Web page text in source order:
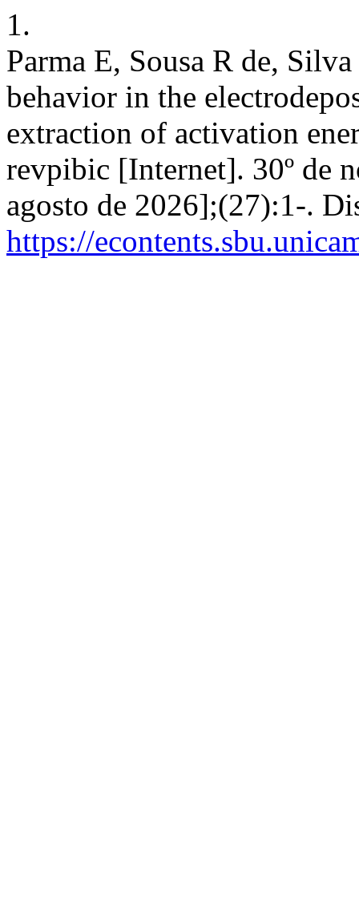
1.
Parma E, Sousa R de,
behavior in the
extraction of activation
revpibic [Internet]. 30º de
agosto de 2026];(27):1-.
https://